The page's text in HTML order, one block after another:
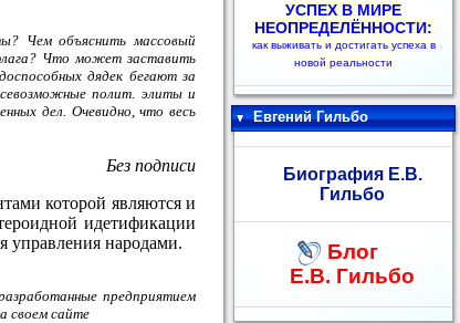
Чем объяснить массовый
Что может заставить
дядек бегают за
полит. элиты и
дел. Очевидно, что весь
Без подписи
которой являются и
идетификации
управления народами.
предприятием
своем сайте
УСПЕХ В МИРЕ
НЕОПРЕДЕЛЁННОСТИ:
как выживать и достигать успеха в
новой реальности
Евгений Гильбо
Биография Е.В.
Гильбо
Блог
Е.В. Гильбо